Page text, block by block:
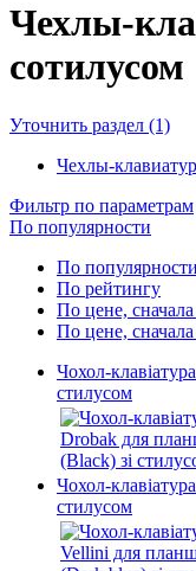
Чехлы-
сотилусом
Уточнить раздел (1)
Чехлы-
Фильтр по параметрам
По популярности
По популярности
По рейтингу
По цене,
По цене,
Чохол-
стилусом
Чохол-
стилусом